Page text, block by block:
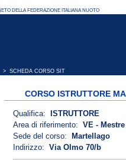
> SCHEDA CORSO SIT
CORSO ISTRUTTORE
Qualifica:
ISTRUTTORE
Area di riferimento: VE -
Sede del corso:
Martellago
Indirizzo: Via Olmo 70/b